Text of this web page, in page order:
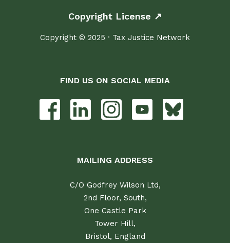
Copyright License ↗
Copyright © 2025 · Tax Justice Network
FIND US ON SOCIAL MEDIA
MAILING ADDRESS
C/O Godfrey Wilson Ltd,
2nd Floor, South,
One Castle Park
Tower Hill,
Bristol, England